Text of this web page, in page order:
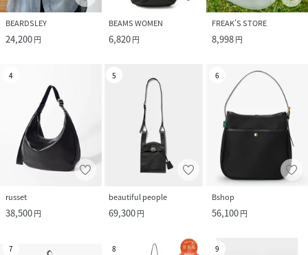
BEARDSLEY
24,200円
BEAMS WOMEN
6,820円
FREAK’S STORE
8,998円
4
russet
38,500円
5
beautiful people
69,300円
6
Bshop
56,100円
7 8 9